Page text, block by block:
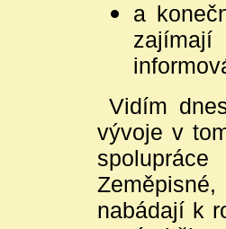
a
Vidím
vývoje v
nabádají k